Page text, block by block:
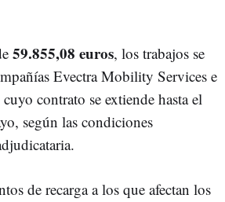
59.855,08 euros, los trabajos se
Evectra Mobility Services e
contrato se extiende hasta el
según las condiciones
de recarga a los que afectan los